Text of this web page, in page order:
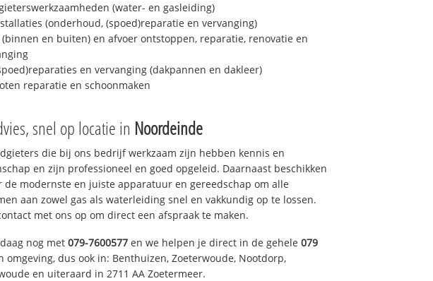
(water- en gasleiding)
(onderhoud, (spoed)reparatie en vervanging)
(binnen en buiten) en afvoer ontstoppen, reparatie, renovatie en
en vervanging (dakpannen en dakleer)
reparatie en schoonmaken
snel op locatie in Noordeinde
die bij ons bedrijf werkzaam zijn hebben kennis en
en zijn professioneel en goed opgeleid. Daarnaast beschikken
de modernste en juiste apparatuur en gereedschap om alle
aan zowel gas als waterleiding snel en vakkundig op te lossen.
met ons op om direct een afspraak te maken.
nog met 079-7600577 en we helpen je direct in de gehele 079
omgeving, dus ook in: Benthuizen, Zoeterwoude, Nootdorp,
en uiteraard in 2711 AA Zoetermeer.